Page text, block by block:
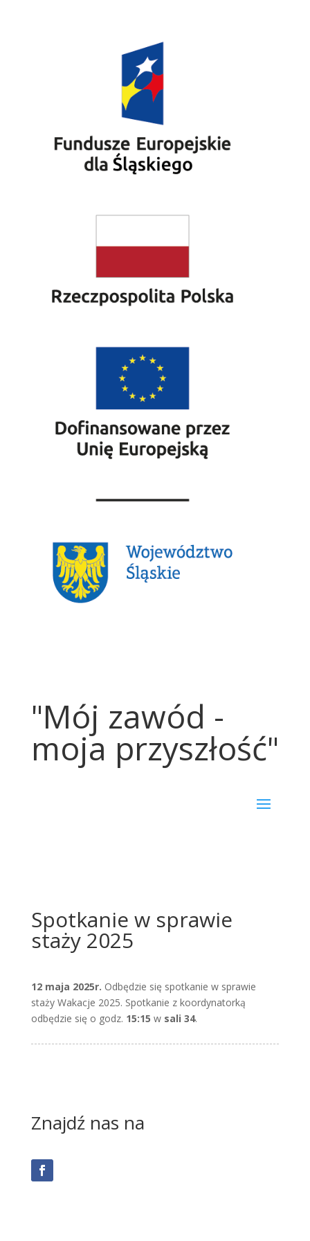
"Mój zawód -
moja przyszłość"
Spotkanie w sprawie
staży 2025
12 maja 2025r. Odbędzie się spotkanie w sprawie
staży Wakacje 2025. Spotkanie z koordynatorką
odbędzie się o godz. 15:15 w sali 34.
Znajdź nas na